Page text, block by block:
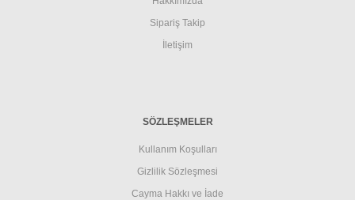
Sipariş Takip
İletişim
SÖZLEŞMELER
Kullanım Koşulları
Gizlilik Sözleşmesi
Cayma Hakkı ve İade